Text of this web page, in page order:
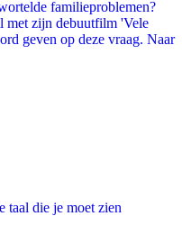
familieproblemen?
met zijn debuutfilm 'Vele
geven op deze vraag. Naar
taal die je moet zien